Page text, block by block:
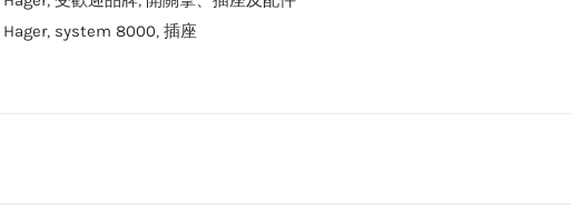
位
Hager, system 8000, 插座